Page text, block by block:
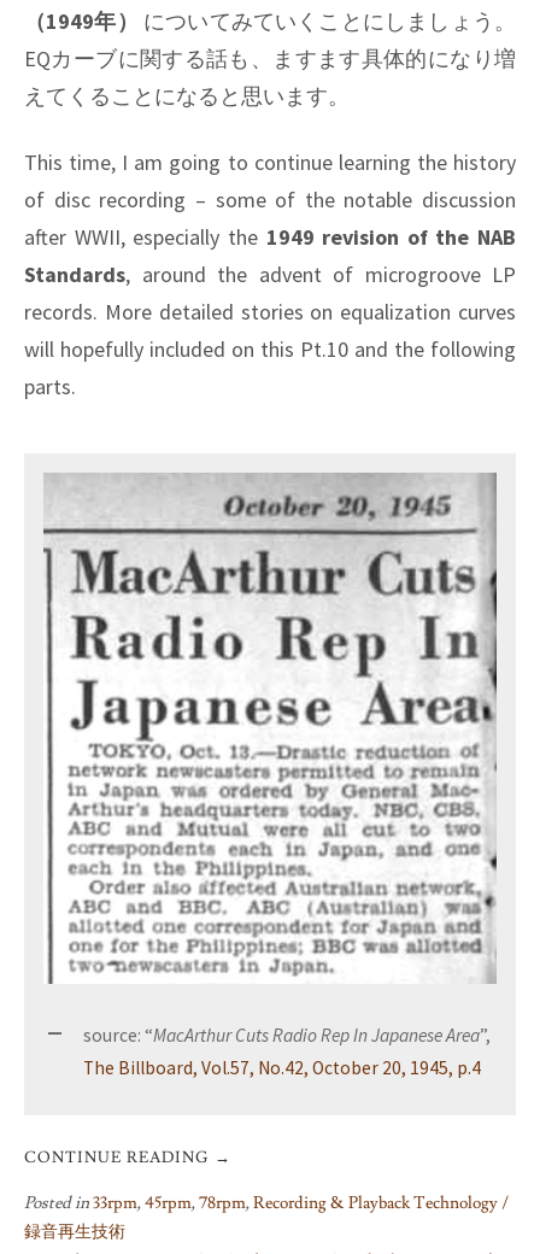
（1949年）
についてみていくことにしましょう。
EQカーブに関する話も、ますます具体的になり増
えてくることになると思います。
This time, I am going to continue learning the history
of disc recording – some of the notable discussion
after WWII, especially the 1949 revision of the NAB
Standards, around the advent of microgroove LP
records. More detailed stories on equalization curves
will hopefully included on this Pt.10 and the following
parts.
source: “MacArthur Cuts Radio Rep In Japanese Area”,
The Billboard, Vol.57, No.42, October 20, 1945, p.4
CONTINUE READING →
Posted in33rpm,45rpm,78rpm,Recording & Playback Technology /
録音再生技術